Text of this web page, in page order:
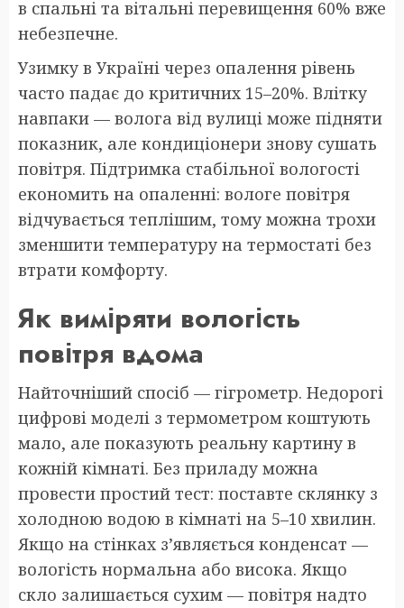
в спальні та вітальні перевищення 60% вже
небезпечне.
Узимку в Україні через опалення рівень
часто падає до критичних 15–20%. Влітку
навпаки — волога від вулиці може підняти
показник, але кондиціонери знову сушать
повітря. Підтримка стабільної вологості
економить на опаленні: вологе повітря
відчувається теплішим, тому можна трохи
зменшити температуру на термостаті без
втрати комфорту.
Як виміряти вологість
повітря вдома
Найточніший спосіб — гігрометр. Недорогі
цифрові моделі з термометром коштують
мало, але показують реальну картину в
кожній кімнаті. Без приладу можна
провести простий тест: поставте склянку з
холодною водою в кімнаті на 5–10 хвилин.
Якщо на стінках з’являється конденсат —
вологість нормальна або висока. Якщо
скло залишається сухим — повітря надто